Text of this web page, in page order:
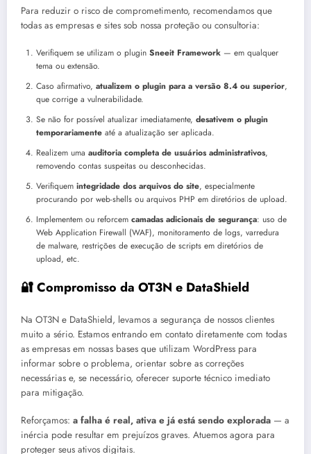
Para reduzir o risco de comprometimento, recomendamos que
todas as empresas e sites sob nossa proteção ou consultoria:
Verifiquem se utilizam o plugin Sneeit Framework — em qualquer
tema ou extensão.
Caso afirmativo, atualizem o plugin para a versão 8.4 ou superior,
que corrige a vulnerabilidade.
Se não for possível atualizar imediatamente, desativem o plugin
temporariamente até a atualização ser aplicada.
Realizem uma auditoria completa de usuários administrativos,
removendo contas suspeitas ou desconhecidas.
Verifiquem integridade dos arquivos do site, especialmente
procurando por web-shells ou arquivos PHP em diretórios de upload.
Implementem ou reforcem camadas adicionais de segurança: uso de
Web Application Firewall (WAF), monitoramento de logs, varredura
de malware, restrições de execução de scripts em diretórios de
upload, etc.
🔐 Compromisso da OT3N e DataShield
Na OT3N e DataShield, levamos a segurança de nossos clientes
muito a sério. Estamos entrando em contato diretamente com todas
as empresas em nossas bases que utilizam WordPress para
informar sobre o problema, orientar sobre as correções
necessárias e, se necessário, oferecer suporte técnico imediato
para mitigação.
Reforçamos: a falha é real, ativa e já está sendo explorada — a
inércia pode resultar em prejuízos graves. Atuemos agora para
proteger seus ativos digitais.